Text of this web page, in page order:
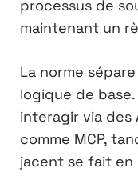
processus de
maintenant un
La norme
logique de
interagir via des
comme MCP,
jacent se fait en